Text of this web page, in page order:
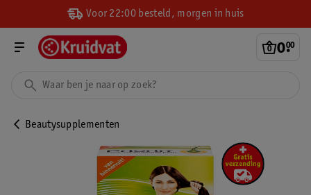
Voor 22:00 besteld, morgen in huis
0.
00
Beautysupplementen